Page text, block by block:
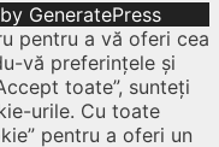
GeneratePress
pentru a vă oferi cea
vă preferințele și
toate”, sunteți
urile. Cu toate
pentru a oferi un